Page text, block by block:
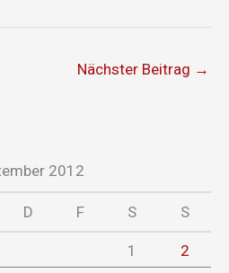
Nächster Beitrag →
2012
D F S S
1
2